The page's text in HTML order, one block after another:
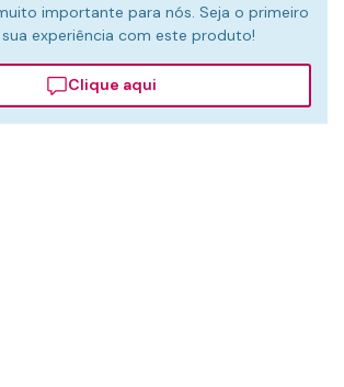
importante para nós. Seja o primeiro
experiência com este produto!
Clique aqui